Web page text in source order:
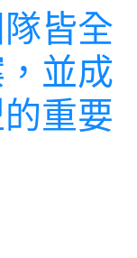
皆全
並成
重要